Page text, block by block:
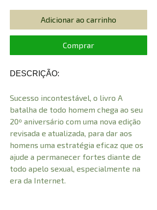
Adicionar ao carrinho
Comprar
DESCRIÇÃO:
Sucesso incontestável, o livro A
batalha de todo homem chega ao seu
20º aniversário com uma nova edição
revisada e atualizada, para dar aos
homens uma estratégia eficaz que os
ajude a permanecer fortes diante de
todo apelo sexual, especialmente na
era da Internet.